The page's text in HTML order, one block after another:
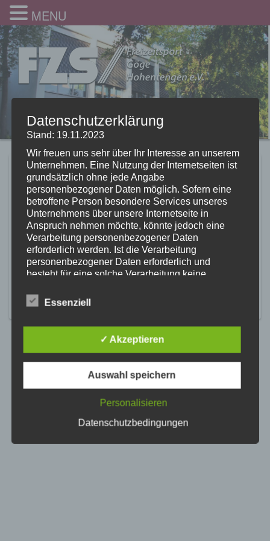
SoFe24_19
10.09.2024
MENU
Datenschutzerklärung
Stand: 19.11.2023
Wir freuen uns sehr über Ihr Interesse an unserem
Unternehmen. Eine Nutzung der Internetseiten ist
grundsätzlich ohne jede Angabe
personenbezogener Daten möglich. Sofern eine
betroffene Person besondere Services unseres
Unternehmens über unsere Internetseite in
Anspruch nehmen möchte, könnte jedoch eine
Verarbeitung personenbezogener Daten
erforderlich werden. Ist die Verarbeitung
personenbezogener Daten erforderlich und
besteht für eine solche Verarbeitung keine
Einwilligung der betroffenen Person ein.
beispielsweise des Namens, der Anschrift, E-Mail-
Adresse oder Telefonnummer einer betroffenen
Person, erfolgt stets im Einklang mit der
Datenschutz-Grundverordnung und in
Übereinstimmung mit den für uns geltenden
landesspezifischen Datenschutzbestimmungen.
Mittels dieser Datenschutzerklärung möchte unser
und Zweck der von uns erhobenen, genutzten und
Essenziell
✓ Akzeptieren
Auswahl speichern
Personalisieren
Datenschutzbedingungen